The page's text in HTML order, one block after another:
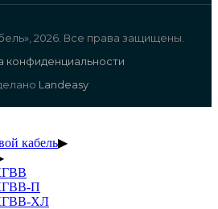
2026. Все права защищены.
конфиденциальности
Landeasy
кабель▶
П
ХЛ